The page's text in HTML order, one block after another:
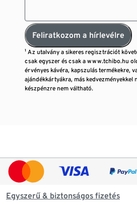
Feliratkozom a hírlevélre
¹ Az utalvány a sikeres regisztrációt
csak egyszer és csak a www.tchibo.hu
érvényes kávéra, kapszulás termékekre,
ajándékkártyákra, más kedvezményekkel
készpénzre nem váltható.
Egyszerű & biztonságos fizetés